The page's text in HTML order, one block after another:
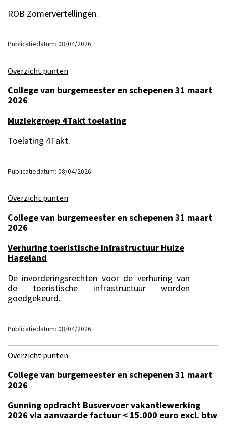
ROB Zomervertellingen.
Publicatiedatum: 08/04/2026
Overzicht punten
College van burgemeester en schepenen 31 maart
2026
Muziekgroep 4Takt toelating
Toelating 4Takt.
Publicatiedatum: 08/04/2026
Overzicht punten
College van burgemeester en schepenen 31 maart
2026
Verhuring toeristische infrastructuur Huize
Hageland
De invorderingsrechten voor de verhuring van
de toeristische infrastructuur worden
goedgekeurd.
Publicatiedatum: 08/04/2026
Overzicht punten
College van burgemeester en schepenen 31 maart
2026
Gunning opdracht Busvervoer vakantiewerking
2026 via aanvaarde factuur < 15.000 euro excl. btw